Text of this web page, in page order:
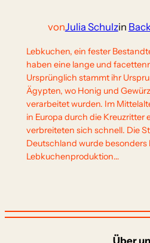
vonJulia Schulzin
Lebkuchen, ein fester
haben eine lange und
Ursprünglich stammt ihr
Ägypten, wo Honig und
verarbeitet wurden. Im
in Europa durch die Kreuzritter
verbreiteten sich schnell. Die
Deutschland wurde
Lebkuchenproduktion…